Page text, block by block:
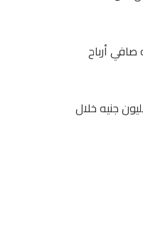
سبتمبر 2016، مقابل 842.3 مليون جنيه صافي أرباح
أرباح 975 مليون جنيه خلال الربع الثالث من عام 2016، مقارنة بصافي أرباح 420 مليون جنيه خلال